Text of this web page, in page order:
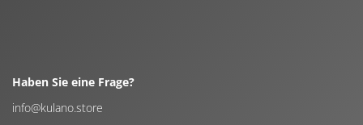
Haben Sie eine Frage?
info@kulano.store